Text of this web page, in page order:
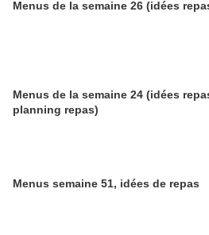
Menus de la semaine 26 (idées
Menus de la semaine 24 (idées
planning repas)
Menus semaine 51, idées de repas